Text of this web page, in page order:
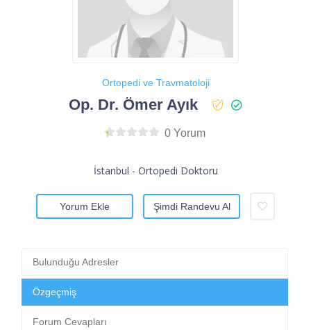
Ortopedi ve Travmatoloji
Op. Dr. Ömer Ayık
0 Yorum
İstanbul - Ortopedi Doktoru
Yorum Ekle Şimdi Randevu Al
Bulunduğu Adresler
Özgeçmiş
Forum Cevapları